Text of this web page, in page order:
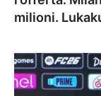
milioni.